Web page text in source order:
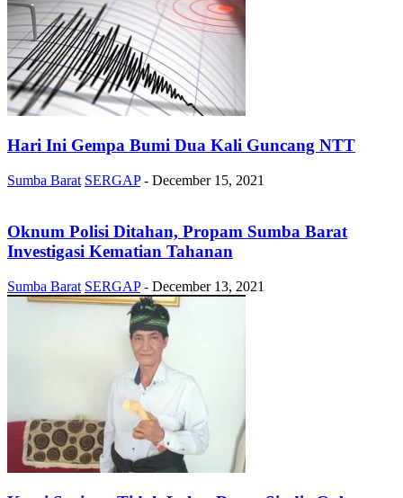
Hari Ini Gempa Bumi Dua Kali Guncang NTT
Sumba Barat SERGAP - December 15, 2021
Oknum Polisi Ditahan, Propam Sumba Barat
Investigasi Kematian Tahanan
Sumba Barat SERGAP - December 13, 2021